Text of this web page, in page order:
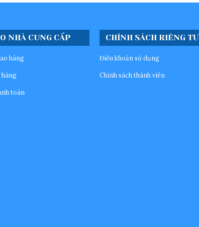
NHÀ CUNG CẤP
hàng
hàng
toán
CHÍNH SÁCH RIÊNG TƯ
Điều khoản sử dụng
Chinh sách thành viên